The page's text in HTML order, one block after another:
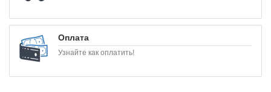
Оплата
Узнайте как оплатить!